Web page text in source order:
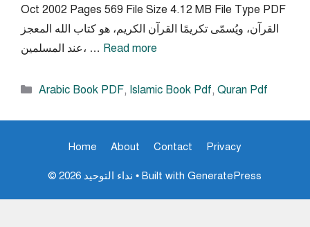
Oct 2002 Pages 569 File Size 4.12 MB File Type PDF
القرآن، ويُسمّى تكريمًا القرآن الكريم، هو كتاب الله المعجز
عند المسلمين، … Read more
Categories
Arabic Book PDF, Islamic Book Pdf, Quran Pdf
Home About Contact Privacy
© 2026 نداء التوحيد • Built with GeneratePress